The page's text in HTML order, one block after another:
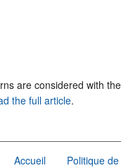
are considered with
the full article.
Accueil Politique